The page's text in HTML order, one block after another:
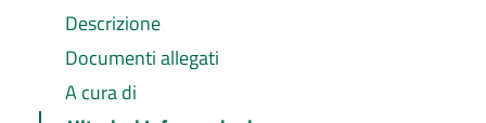
Descrizione
Documenti allegati
A cura di